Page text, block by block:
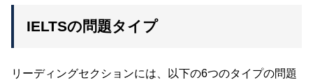
IELTSの問題タイプ
リーディングセクションには、以下の6つのタイプの問題